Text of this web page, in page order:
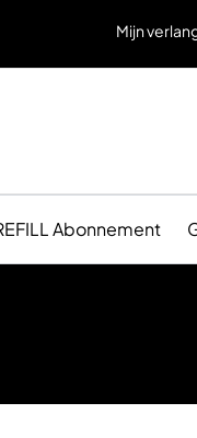
Mijn
Abonnement